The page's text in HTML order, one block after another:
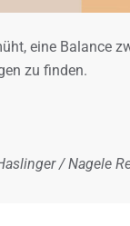
eine Balance
zu finden.
/ Nagele